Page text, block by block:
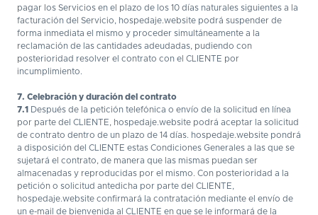
pagar los Servicios en el plazo de los 10 días naturales siguientes a la
facturación del Servicio, hospedaje.website podrá suspender de
forma inmediata el mismo y proceder simultáneamente a la
reclamación de las cantidades adeudadas, pudiendo con
posterioridad resolver el contrato con el CLIENTE por
incumplimiento.
7. Celebración y duración del contrato
7.1 Después de la petición telefónica o envío de la solicitud en línea
por parte del CLIENTE, hospedaje.website podrá aceptar la solicitud
de contrato dentro de un plazo de 14 días. hospedaje.website pondrá
a disposición del CLIENTE estas Condiciones Generales a las que se
sujetará el contrato, de manera que las mismas puedan ser
almacenadas y reproducidas por el mismo. Con posterioridad a la
petición o solicitud antedicha por parte del CLIENTE,
hospedaje.website confirmará la contratación mediante el envío de
un e-mail de bienvenida al CLIENTE en que se le informará de la